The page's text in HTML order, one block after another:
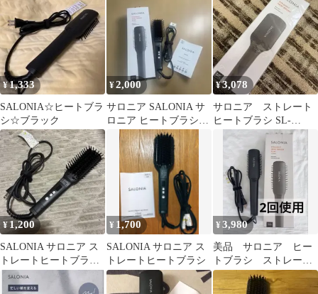
¥1,333
SALONIA☆ヒートブラ
シ☆ブラック
¥2,000
サロニア SALONIA サ
ロニア ヒートブラシ
SL-012BKS
¥3,078
サロニア ストレート
ヒートブラシ SL-
012BK ブラック ワイド
¥1,200
SALONIA サロニア ス
トレートヒートブラシ
ブラック
¥ 1,700
SALONIA サロニア ス
トレートヒートブラシ
¥3,980
美品 サロニア ヒー
トブラシ ストレート
ブラシ スリム ブラ
ック